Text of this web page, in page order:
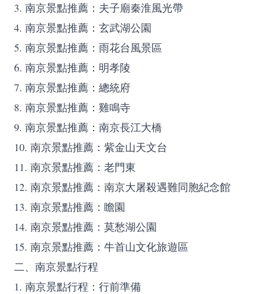
3. 南京景點推薦：夫子廟秦淮風光帶
4. 南京景點推薦：玄武湖公園
5. 南京景點推薦：雨花台風景區
6. 南京景點推薦：明孝陵
7. 南京景點推薦：總統府
8. 南京景點推薦：雞鳴寺
9. 南京景點推薦：南京長江大橋
10. 南京景點推薦：紫金山天文台
11. 南京景點推薦：老門東
12. 南京景點推薦：南京大屠殺遇難同胞紀念館
13. 南京景點推薦：瞻園
14. 南京景點推薦：莫愁湖公園
15. 南京景點推薦：牛首山文化旅遊區
二、南京景點行程
1. 南京景點行程：行前準備